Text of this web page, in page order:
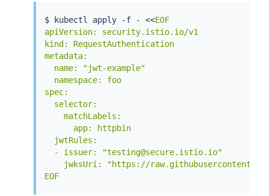
$ kubectl apply -f - <<EOF
apiVersion: security.istio.io/v1
kind: RequestAuthentication
metadata:
  name: "jwt-example"
  namespace: foo
spec:
  selector:
    matchLabels:
      app: httpbin
  jwtRules:
  - issuer: "testing@secure.istio.io"
jwksUri: "https://
EOF